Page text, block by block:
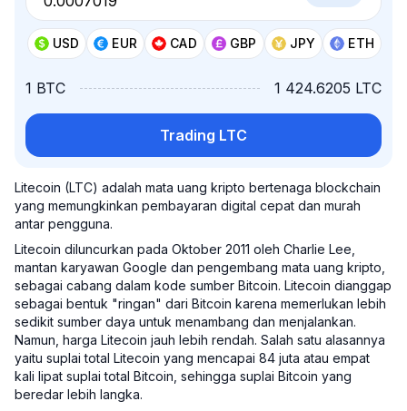
USD EUR CAD GBP JPY ETH
1 BTC 1 424.6205 LTC
Trading LTC
Litecoin (LTC) adalah mata uang kripto bertenaga blockchain
yang memungkinkan pembayaran digital cepat dan murah
antar pengguna.
Litecoin diluncurkan pada Oktober 2011 oleh Charlie Lee,
mantan karyawan Google dan pengembang mata uang kripto,
sebagai cabang dalam kode sumber Bitcoin. Litecoin dianggap
sebagai bentuk "ringan" dari Bitcoin karena memerlukan lebih
sedikit sumber daya untuk menambang dan menjalankan.
Namun, harga Litecoin jauh lebih rendah. Salah satu alasannya
yaitu suplai total Litecoin yang mencapai 84 juta atau empat
kali lipat suplai total Bitcoin, sehingga suplai Bitcoin yang
beredar lebih langka.